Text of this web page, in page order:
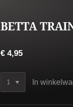
BETTA
€ 4,95
In